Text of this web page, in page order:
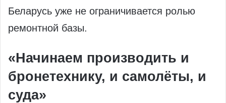
Беларусь уже не ограничивается ролью
ремонтной базы.
«Начинаем производить и
бронетехнику, и самолёты, и
суда»